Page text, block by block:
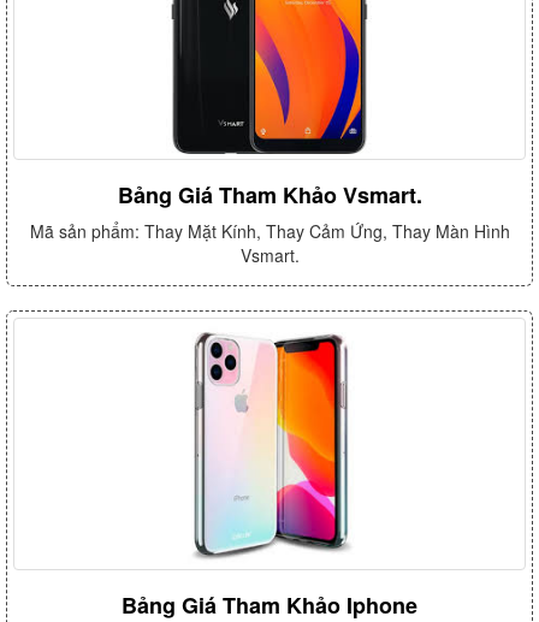
Bảng Giá Tham Khảo Vsmart.
Mã sản phẩm: Thay Mặt Kính, Thay Cảm Ứng, Thay Màn Hình
Vsmart.
Bảng Giá Tham Khảo Iphone